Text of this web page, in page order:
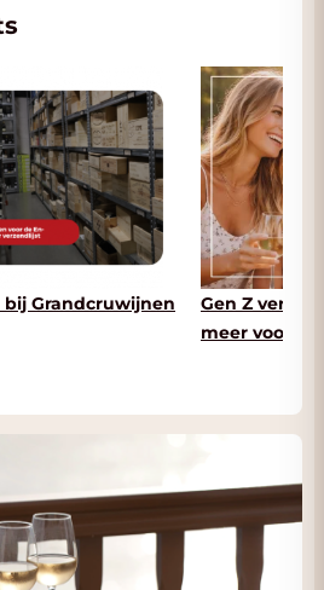
Grandcruwijnen
Gen Z
meer voor